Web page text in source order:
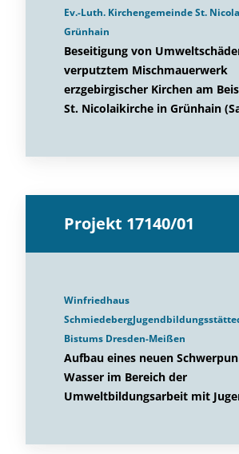
Ev.-Luth. Kirchengemeinde St.
Grünhain
Beseitigung von
verputztem Mischmauerwerk
erzgebirgischer Kirchen am
St. Nicolaikirche in Grünhain
Projekt 17140/01
Winfriedhaus
Bistums Dresden-Meißen
Aufbau eines neuen
Wasser im Bereich der
Umweltbildungsarbeit mit